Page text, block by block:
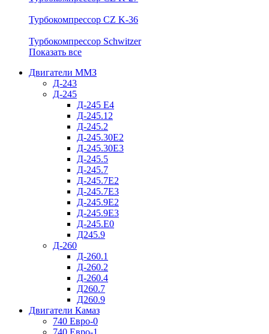
Турбокомпрессор CZ K-36
Турбокомпрессор Schwitzer
Показать все
Двигатели ММЗ
Д-243
Д-245
Д-245 Е4
Д-245.12
Д-245.2
Д-245.30Е2
Д-245.30Е3
Д-245.5
Д-245.7
Д-245.7Е2
Д-245.7Е3
Д-245.9Е2
Д-245.9Е3
Д-245.Е0
Д245.9
Д-260
Д-260.1
Д-260.2
Д-260.4
Д260.7
Д260.9
Двигатели Камаз
740 Евро-0